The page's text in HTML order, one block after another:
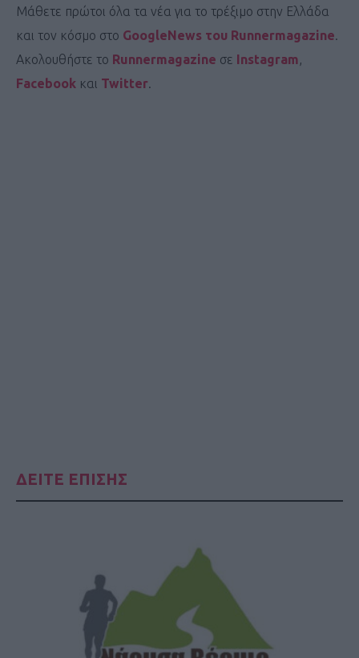
Μάθετε πρώτοι όλα τα νέα για το τρέξιμο στην Ελλάδα
και τον κόσμο στο GoogleNews του Runnermagazine.
Ακολουθήστε το Runnermagazine σε Instagram,
Facebook και Twitter.
ΔΕΙΤΕ ΕΠΙΣΗΣ